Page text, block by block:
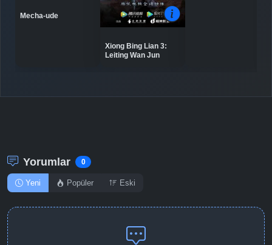
Detaylar
Bölüm No: 13
Mecha-ude
Xiong Bing Lian 3:
Leiting Wan Jun
Yorumlar 0
Yeni Popüler Eski